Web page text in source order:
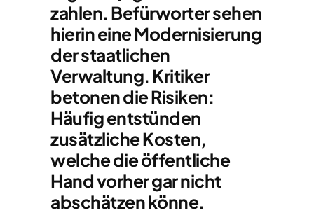
zahlen. Befürworter sehen
hierin eine Modernisierung
der staatlichen
Verwaltung. Kritiker
betonen die Risiken:
Häufig entstünden
zusätzliche Kosten,
welche die öffentliche
Hand vorher gar nicht
abschätzen könne.